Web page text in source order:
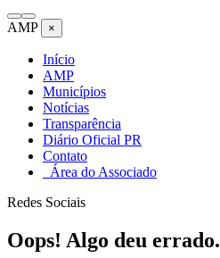
AMP ×
Início
AMP
Municípios
Notícias
Transparência
Diário Oficial PR
Contato
Área do Associado
Redes Sociais
Oops! Algo deu errado.